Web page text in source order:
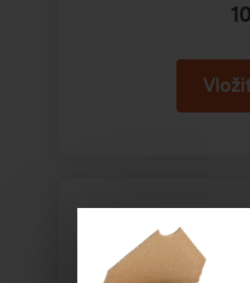
Krabice